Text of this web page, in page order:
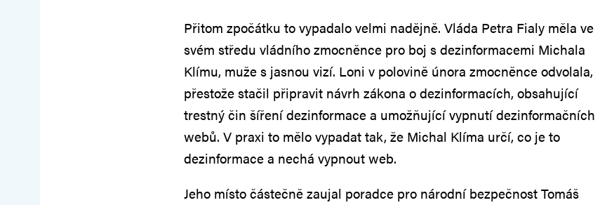
Přitom zpočátku to vypadalo velmi nadějně. Vláda Petra Fialy měla ve
svém středu vládního zmocněnce pro boj s dezinformacemi Michala
Klímu, muže s jasnou vizí. Loni v polovině února zmocněnce odvolala,
přestože stačil připravit návrh zákona o dezinformacích, obsahující
trestný čin šíření dezinformace a umožňující vypnutí dezinformačních
webů. V praxi to mělo vypadat tak, že Michal Klíma určí, co je to
dezinformace a nechá vypnout web.
Jeho místo částečně zaujal poradce pro národní bezpečnost Tomáš